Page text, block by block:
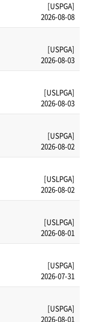
[USPGA]
2026-08-08
[USPGA]
2026-08-03
[USLPGA]
2026-08-03
[USPGA]
2026-08-02
[USLPGA]
2026-08-02
[USLPGA]
2026-08-01
[USPGA]
2026-07-31
[USPGA]
2026-08-01